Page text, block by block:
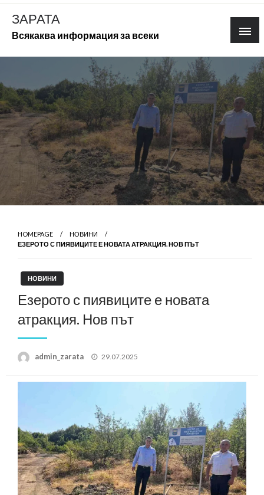
Skip
content
ЗАРАТА
Всякаква информация за всеки
HOMEPAGE
НОВИНИ
ЕЗЕРОТО С ПИЯВИЦИТЕ Е НОВАТА АТРАКЦИЯ. НОВ ПЪТ
НОВИНИ
Езерото с пиявиците е новата
атракция. Нов път
admin_zarata
Posted
29.07.2025